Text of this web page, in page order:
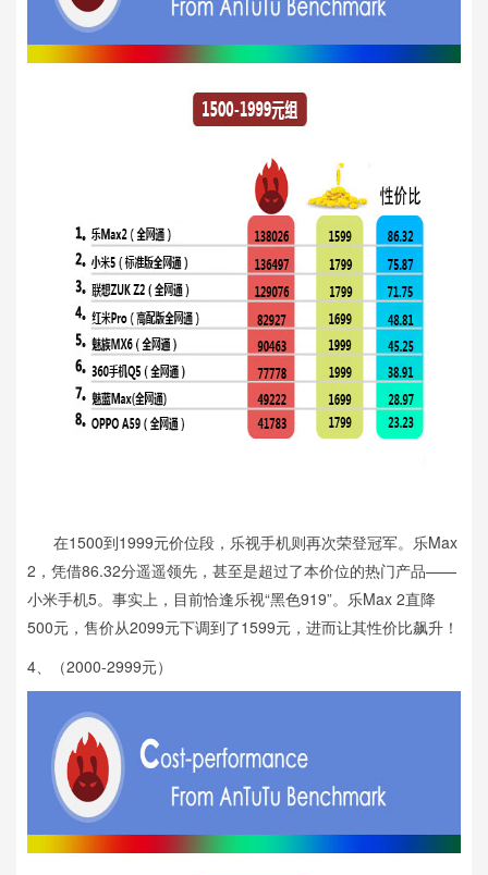
在1500到1999元价位段，乐视手机则再次荣登冠军。乐Max
2，凭借86.32分遥遥领先，甚至是超过了本价位的热门产品——
小米手机5。事实上，目前恰逢乐视“黑色919”。乐Max 2直降
500元，售价从2099元下调到了1599元，进而让其性价比飙升！
4、（2000-2999元）